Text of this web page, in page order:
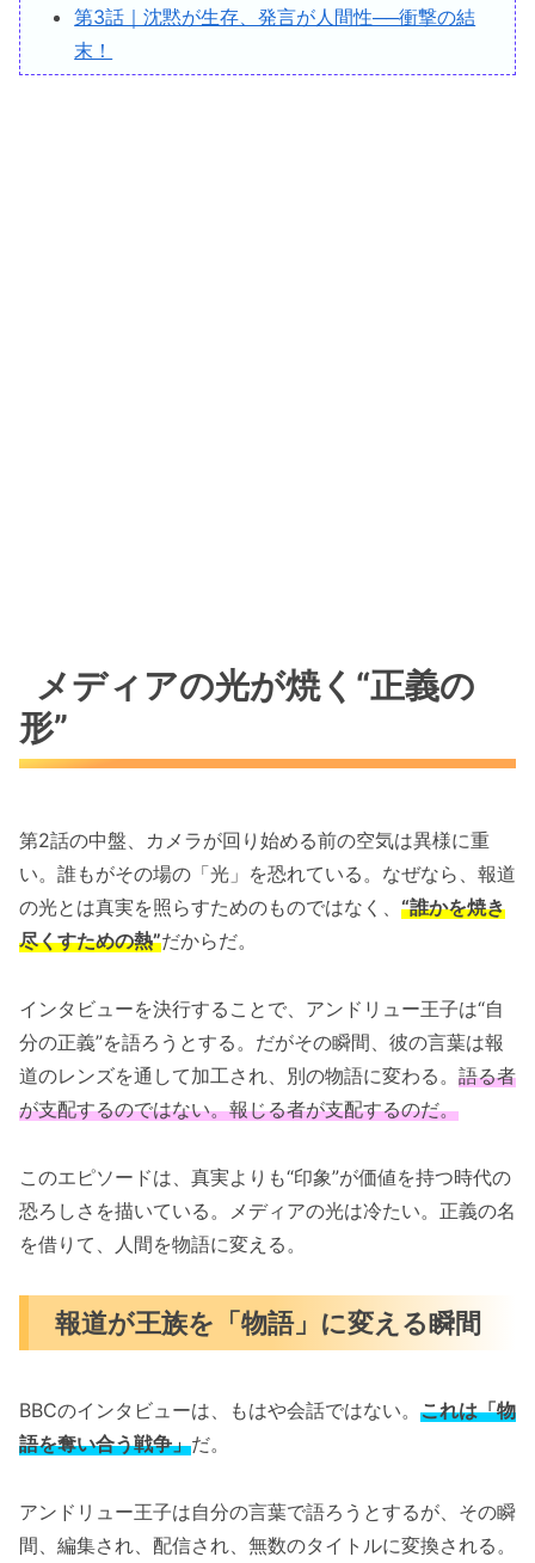
第3話｜沈黙が生存、発言が人間性──衝撃の結
末！
メディアの光が焼く“正義の
形”
第2話の中盤、カメラが回り始める前の空気は異様に重
い。誰もがその場の「光」を恐れている。なぜなら、報道
の光とは真実を照らすためのものではなく、 “誰かを焼き
尽くすための熱”だからだ。
インタビューを決行することで、アンドリュー王子は“自
分の正義”を語ろうとする。だがその瞬間、彼の言葉は報
道のレンズを通して加工され、別の物語に変わる。 語る者
が支配するのではない。報じる者が支配するのだ。
このエピソードは、真実よりも“印象”が価値を持つ時代の
恐ろしさを描いている。メディアの光は冷たい。正義の名
を借りて、人間を物語に変える。
報道が王族を「物語」に変える瞬間
BBCのインタビューは、もはや会話ではない。 これは「物
語を奪い合う戦争」だ。
アンドリュー王子は自分の言葉で語ろうとするが、その瞬
間、編集され、配信され、無数のタイトルに変換される。